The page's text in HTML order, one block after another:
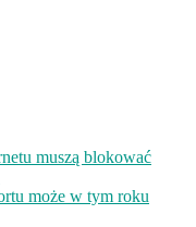
muszą blokować
może w tym roku